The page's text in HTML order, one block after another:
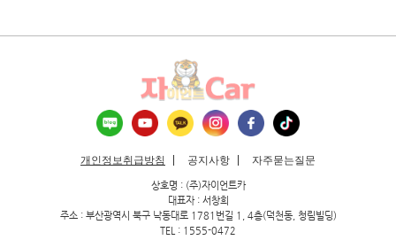
개인정보취급방침 공지사항 자주묻는질문
상호명 : (주)자이언트카
대표자 : 서창희
주소 : 부산광역시 북구 낙동대로 1781번길 1, 4층(덕천동, 청림빌딩)
TEL : 1555-0472